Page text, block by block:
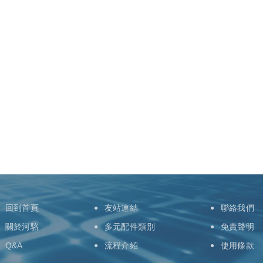
回到首頁
關於河駱
Q&A
友站連結
多元配件類別
流程介紹
聯絡我們
免責聲明
使用條款